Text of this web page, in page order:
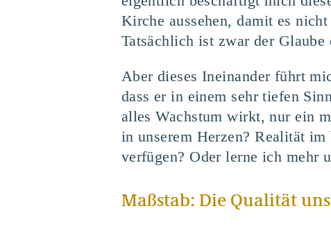
Kirche aussehen, damit es
Tatsächlich ist zwar der
Aber dieses Ineinander führt
dass er in einem sehr tiefen
alles Wachstum wirkt, nur ein
in unserem Herzen? Realität
verfügen? Oder lerne ich mehr
Maßstab: Die Qualität